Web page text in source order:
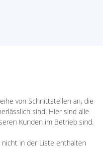
von Schnittstellen an, die
sind. Hier sind alle
Kunden im Betrieb sind.
in der Liste enthalten